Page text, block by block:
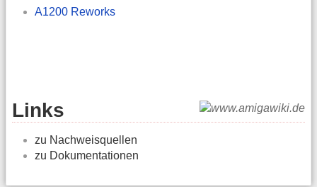
A1200 Reworks
Links
zu Nachweisquellen
zu Dokumentationen